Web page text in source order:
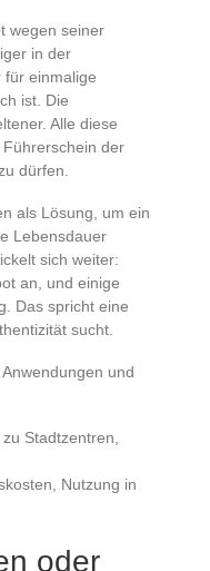
wegen seiner
in der
einmalige
ist. Die
Alle diese
der
dürfen.
als Lösung, um ein
Lebensdauer
sich weiter:
an, und einige
Das spricht eine
sucht.
und
Stadtzentren,
Nutzung in
oder